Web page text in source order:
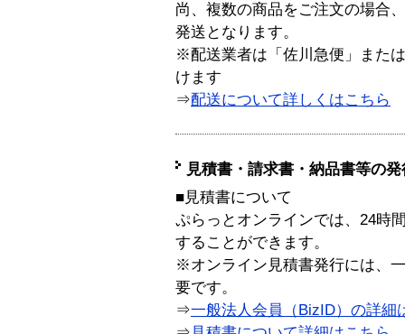
尚、複数の商品をご注文の場合
発送となります。
※配送業者は「佐川急便」また
けます
⇒配送について詳しくはこちら
見積書・請求書・納品書等の
■見積書について
ぷらっとオンラインでは、24時
することができます。
※オンライン見積書発行には、
要です。
⇒一般法人会員（BizID）の詳細